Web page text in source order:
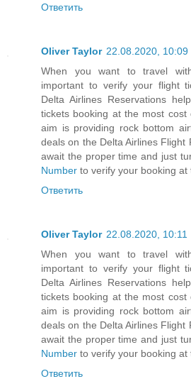
Ответить
Oliver Taylor 22.08.2020, 10:09
When you want to travel
important to verify your flight
Delta Airlines Reservations
tickets booking at the most
aim is providing rock bottom
deals on the Delta Airlines Flight
await the proper time and just
Number to verify your booking at
Ответить
Oliver Taylor 22.08.2020, 10:11
When you want to travel
important to verify your flight
Delta Airlines Reservations
tickets booking at the most
aim is providing rock bottom
deals on the Delta Airlines Flight
await the proper time and just
Number to verify your booking at
Ответить